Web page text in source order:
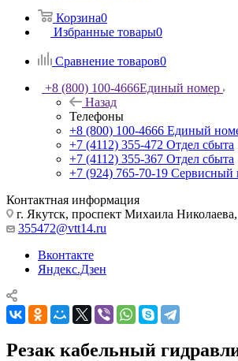
Корзина0
Избранные товары0
Сравнение товаров0
+8 (800) 100-4666Единый номер
Назад
Телефоны
+8 (800) 100-4666 Единый
+7 (4112) 355-472 Отдел сбыта
+7 (4112) 355-367 Отдел сбыта
+7 (924) 765-70-19 Сервисный
Контактная информация
г. Якутск, проспект Михаила
355472@vtt14.ru
Вконтакте
Яндекс.Дзен
Резак кабельный